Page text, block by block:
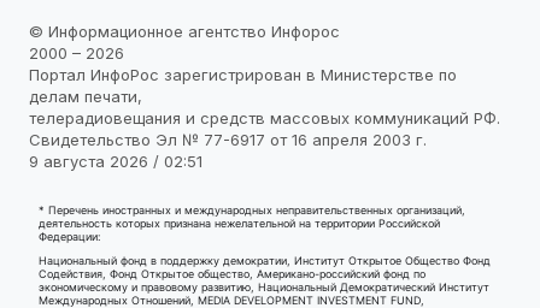
© Информационное агентство Инфорос
2000 – 2026
Портал ИнфоРос зарегистрирован в Министерстве по
делам печати,
телерадиовещания и средств массовых коммуникаций РФ.
Свидетельство Эл № 77-6917 от 16 апреля 2003 г.
9 августа 2026 / 02:51